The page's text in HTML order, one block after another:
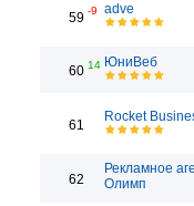
59 -9 adve
60 14 ЮниВеб
61
Rocket
62
Рекламное
Олимп